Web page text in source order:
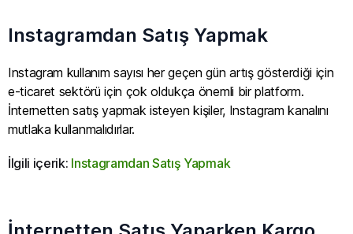
Instagramdan Satış Yapmak
Instagram kullanım sayısı her geçen gün artış gösterdiği için
e-ticaret sektörü için çok oldukça önemli bir platform.
İnternetten satış yapmak isteyen kişiler, Instagram kanalını
mutlaka kullanmalıdırlar.
İlgili içerik: Instagramdan Satış Yapmak